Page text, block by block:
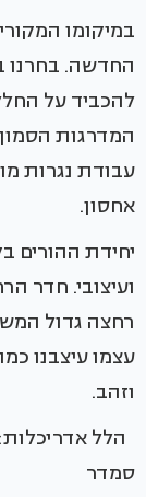
במיקומו
החדשה. בחרנו
להכביד על
המדרגות
עבודת נגרות
אחסון.
יחידת ההורים
ועיצובי. חדר
רחצה גדול
עצמו עיצבנו
וזהב.
הלל
סמדר